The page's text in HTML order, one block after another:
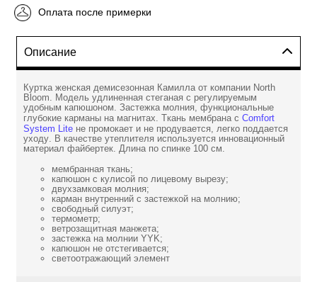
Оплата после примерки
Описание
Куртка женская демисезонная Камилла от компании North
Bloom. Модель удлиненная стеганая с регулируемым
удобным капюшоном. Застежка молния, функциональные
глубокие карманы на магнитах. Ткань мембрана с Comfort
System Lite не промокает и не продувается, легко поддается
уходу. В качестве утеплителя используется инновационный
материал файбертек. Длина по спинке 100 см.
мембранная ткань;
капюшон с кулисой по лицевому вырезу;
двухзамковая молния;
карман внутренний с застежкой на молнию;
свободный силуэт;
термометр;
ветрозащитная манжета;
застежка на молнии YYK;
капюшон не отстегивается;
светоотражающий элемент